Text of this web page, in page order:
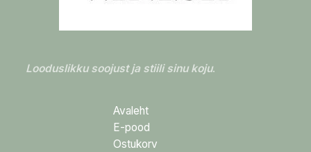
Looduslikku soojust ja stiili sinu koju.
Avaleht
E-pood
Ostukorv